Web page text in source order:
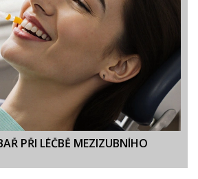
PŘI LÉČBĚ MEZIZUBNÍHO